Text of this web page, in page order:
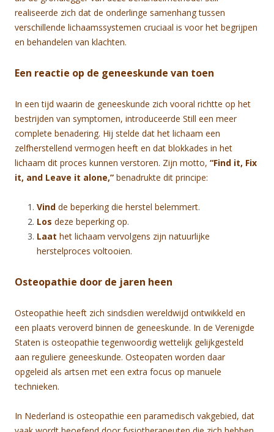
realiseerde zich dat de onderlinge samenhang tussen
verschillende lichaamssystemen cruciaal is voor het begrijpen
en behandelen van klachten.
Een reactie op de geneeskunde van toen
In een tijd waarin de geneeskunde zich vooral richtte op het
bestrijden van symptomen, introduceerde Still een meer
complete benadering. Hij stelde dat het lichaam een
zelfherstellend vermogen heeft en dat blokkades in het
lichaam dit proces kunnen verstoren. Zijn motto, “Find it, Fix
it, and Leave it alone,” benadrukte dit principe:
Vind de beperking die herstel belemmert.
Los deze beperking op.
Laat het lichaam vervolgens zijn natuurlijke
herstelproces voltooien.
Osteopathie door de jaren heen
Osteopathie heeft zich sindsdien wereldwijd ontwikkeld en
een plaats veroverd binnen de geneeskunde. In de Verenigde
Staten is osteopathie tegenwoordig wettelijk gelijkgesteld
aan reguliere geneeskunde. Osteopaten worden daar
opgeleid als artsen met een extra focus op manuele
technieken.
In Nederland is osteopathie een paramedisch vakgebied, dat